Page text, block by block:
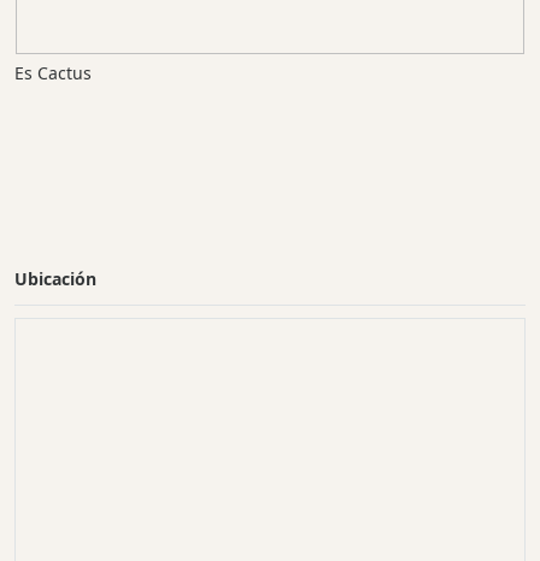
Es Cactus
Ubicación